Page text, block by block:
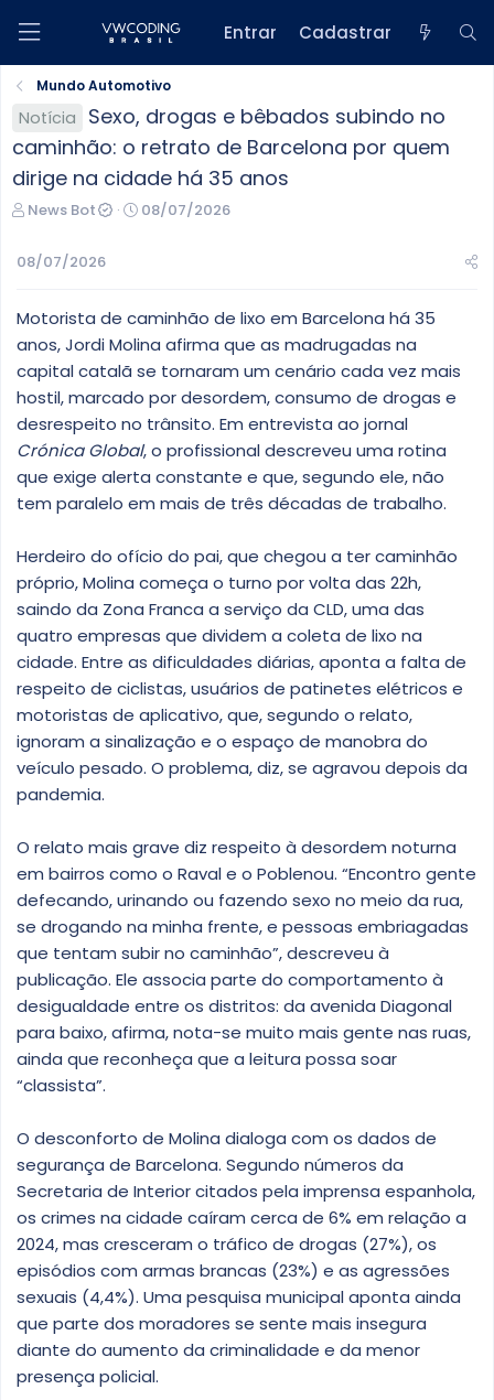
Entrar Cadastrar
Mundo Automotivo
Notícia
Sexo, drogas e bêbados subindo no
caminhão: o retrato de Barcelona por quem
dirige na cidade há 35 anos
C
i
o
r
d
t
ó
p
i
c
News Bot
D
e
i
n
c
i
o
08/07/2026
08/07/2026
Motorista de caminhão de lixo em Barcelona há 35
anos, Jordi Molina afirma que as madrugadas na
capital catalã se tornaram um cenário cada vez mais
hostil, marcado por desordem, consumo de drogas e
desrespeito no trânsito. Em entrevista ao jornal
Crónica Global, o profissional descreveu uma rotina
que exige alerta constante e que, segundo ele, não
tem paralelo em mais de três décadas de trabalho.
Herdeiro do ofício do pai, que chegou a ter caminhão
próprio, Molina começa o turno por volta das 22h,
saindo da Zona Franca a serviço da CLD, uma das
quatro empresas que dividem a coleta de lixo na
cidade. Entre as dificuldades diárias, aponta a falta de
respeito de ciclistas, usuários de patinetes elétricos e
motoristas de aplicativo, que, segundo o relato,
ignoram a sinalização e o espaço de manobra do
veículo pesado. O problema, diz, se agravou depois da
pandemia.
O relato mais grave diz respeito à desordem noturna
em bairros como o Raval e o Poblenou. “Encontro gente
defecando, urinando ou fazendo sexo no meio da rua,
se drogando na minha frente, e pessoas embriagadas
que tentam subir no caminhão”, descreveu à
publicação. Ele associa parte do comportamento à
desigualdade entre os distritos: da avenida Diagonal
para baixo, afirma, nota-se muito mais gente nas ruas,
ainda que reconheça que a leitura possa soar
“classista”.
O desconforto de Molina dialoga com os dados de
segurança de Barcelona. Segundo números da
Secretaria de Interior citados pela imprensa espanhola,
os crimes na cidade caíram cerca de 6% em relação a
2024, mas cresceram o tráfico de drogas (27%), os
episódios com armas brancas (23%) e as agressões
sexuais (4,4%). Uma pesquisa municipal aponta ainda
que parte dos moradores se sente mais insegura
diante do aumento da criminalidade e da menor
presença policial.